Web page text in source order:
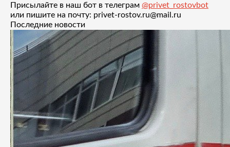
Присылайте в наш бот в телеграм @privet_rostovbot
или пишите на почту: privet-rostov.ru@mail.ru
Последние новости